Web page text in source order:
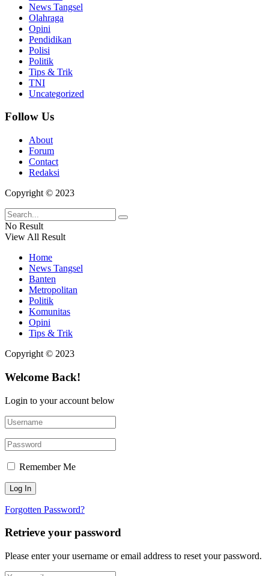
News Tangsel
Olahraga
Opini
Pendidikan
Polisi
Politik
Tips & Trik
TNI
Uncategorized
Follow Us
About
Forum
Contact
Redaksi
Copyright © 2023
No Result
View All Result
Home
News Tangsel
Banten
Metropolitan
Politik
Komunitas
Opini
Tips & Trik
Copyright © 2023
Welcome Back!
Login to your account below
Remember Me
Forgotten Password?
Retrieve your password
Please enter your username or email address to reset your password.